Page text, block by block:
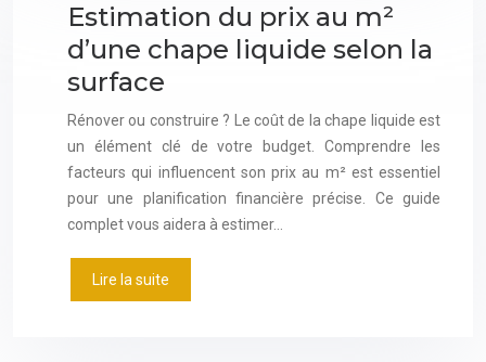
Estimation du prix au m²
d’une chape liquide selon la
surface
Rénover ou construire ? Le coût de la chape liquide est
un élément clé de votre budget. Comprendre les
facteurs qui influencent son prix au m² est essentiel
pour une planification financière précise. Ce guide
complet vous aidera à estimer…
Lire la suite